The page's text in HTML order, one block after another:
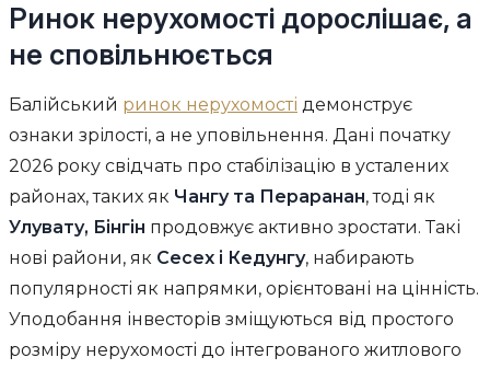
Ринок нерухомості дорослішає, а
не сповільнюється
Балійський ринок нерухомості демонструє
ознаки зрілості, а не уповільнення. Дані початку
2026 року свідчать про стабілізацію в усталених
районах, таких як Чангу та Пераранан, тоді як
Улувату, Бінгін продовжує активно зростати. Такі
нові райони, як Сесех і Кедунгу, набирають
популярності як напрямки, орієнтовані на цінність.
Уподобання інвесторів зміщуються від простого
розміру нерухомості до інтегрованого житлового